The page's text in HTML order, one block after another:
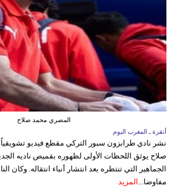
المصري محمد صلاح
أنقرة ـ المغرب اليوم
نشر نادي طرابزون سبور التركي مقطع فيديو
صلاح يوثق اللحظات الأولى لظهوره بقميص ناديه
الجماهير التي تنتظره بعد انتشار أنباء انتقاله. وكان
مفاوضا... المزيد